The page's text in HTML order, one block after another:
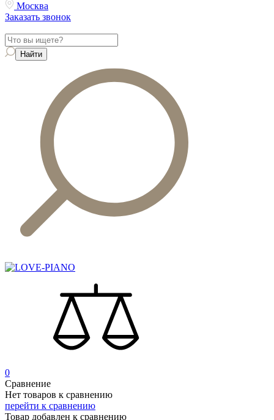
Москва
Заказать звонок
0
Сравнение
Нет товаров к сравнению
перейти к сравнению
Товар добавлен к сравнению